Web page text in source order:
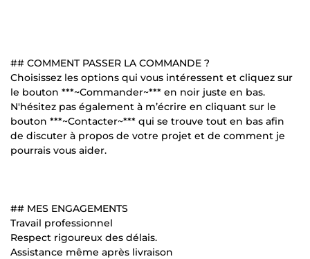
## COMMENT PASSER LA COMMANDE ?
Choisissez les options qui vous intéressent et cliquez sur
le bouton ***~Commander~*** en noir juste en bas.
N'hésitez pas également à m’écrire en cliquant sur le
bouton ***~Contacter~*** qui se trouve tout en bas afin
de discuter à propos de votre projet et de comment je
pourrais vous aider.
## MES ENGAGEMENTS
Travail professionnel
Respect rigoureux des délais.
Assistance même après livraison